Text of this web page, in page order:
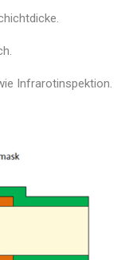
Infrarotinspektion.